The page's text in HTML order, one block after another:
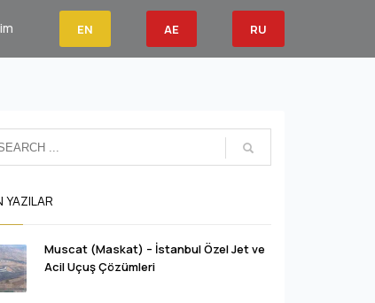
EN AE RU
YAZILAR
Muscat (Maskat) – İstanbul Özel Jet ve
Acil Uçuş Çözümleri